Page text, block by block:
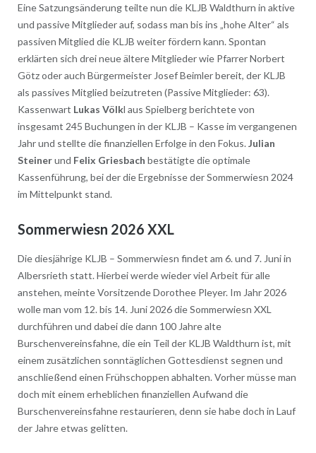
Eine Satzungsänderung teilte nun die KLJB Waldthurn in aktive
und passive Mitglieder auf, sodass man bis ins „hohe Alter“ als
passiven Mitglied die KLJB weiter fördern kann. Spontan
erklärten sich drei neue ältere Mitglieder wie Pfarrer Norbert
Götz oder auch Bürgermeister Josef Beimler bereit, der KLJB
als passives Mitglied beizutreten (Passive Mitglieder: 63).
Kassenwart Lukas Völkl aus Spielberg berichtete von
insgesamt 245 Buchungen in der KLJB – Kasse im vergangenen
Jahr und stellte die finanziellen Erfolge in den Fokus. Julian
Steinerund Felix Griesbach bestätigte die optimale
Kassenführung, bei der die Ergebnisse der Sommerwiesn 2024
im Mittelpunkt stand.
Sommerwiesn 2026 XXL
Die diesjährige KLJB – Sommerwiesn findet am 6. und 7. Juni in
Albersrieth statt. Hierbei werde wieder viel Arbeit für alle
anstehen, meinte Vorsitzende Dorothee Pleyer. Im Jahr 2026
wolle man vom 12. bis 14. Juni 2026 die Sommerwiesn XXL
durchführen und dabei die dann 100 Jahre alte
Burschenvereinsfahne, die ein Teil der KLJB Waldthurn ist, mit
einem zusätzlichen sonntäglichen Gottesdienst segnen und
anschließend einen Frühschoppen abhalten. Vorher müsse man
doch mit einem erheblichen finanziellen Aufwand die
Burschenvereinsfahne restaurieren, denn sie habe doch in Lauf
der Jahre etwas gelitten.